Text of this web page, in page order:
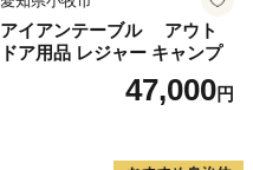
アイアンテーブル アウト
ドア用品 レジャー キャンプ
47,000円